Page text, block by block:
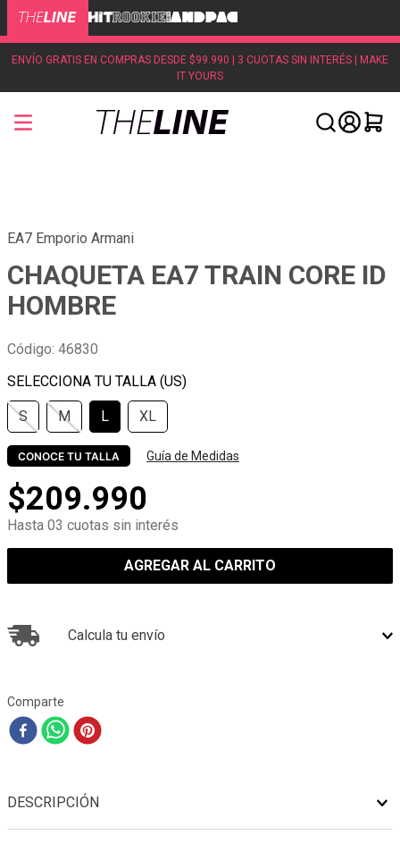
ENVÍO GRATIS EN COMPRAS DESDE $99.990 | 3 CUOTAS SIN INTERÉS | MAKE
IT YOURS
EA7 Emporio Armani
CHAQUETA EA7 TRAIN CORE ID
HOMBRE
Código: 46830
S M L XL
CONOCE TU TALLA Guía de Medidas
$209.990
Hasta 03 cuotas sin interés
AGREGAR AL CARRITO
Calcula tu envío
Comparte
DESCRIPCIÓN